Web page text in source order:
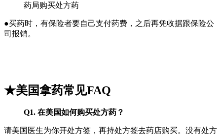
药局购买处方药
●买药时，有保险者要自己支付药费，之后再凭收据跟保险公
司报销。
★美国拿药常见FAQ
Q1. 在美国如何购买处方药？
请美国医生为你开处方签，再持处方签去药店购买。没有处方